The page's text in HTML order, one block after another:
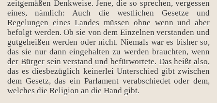
zeitgemäßen Denkweise. Jene, die so sprechen, vergessen
eines, nämlich: Auch die westlichen Gesetze und
Regelungen eines Landes müssen ohne wenn und aber
befolgt werden. Ob sie von dem Einzelnen verstanden und
gutgeheißen werden oder nicht. Niemals war es bisher so,
das sie nur dann eingehalten zu werden brauchten, wenn
der Bürger sein verstand und befürwortete. Das heißt also,
das es diesbezüglich keinerlei Unterschied gibt zwischen
dem Gesetz, das ein Parlament verabschiedet oder dem,
welches die Religion an die Hand gibt.